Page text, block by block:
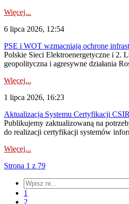
Więcej...
6 lipca 2026, 12:54
PSE i WOT wzmacniają ochronę
Polskie Sieci Elektroenergetyczne i 2.
geopolityczna i agresywne działania
Więcej...
1 lipca 2026, 16:23
Aktualizacja Systemu Certyfikacji
Publikujemy zaktualizowaną na
do realizacji certyfikacji systemów
Więcej...
Strona 1 z 79
1
2